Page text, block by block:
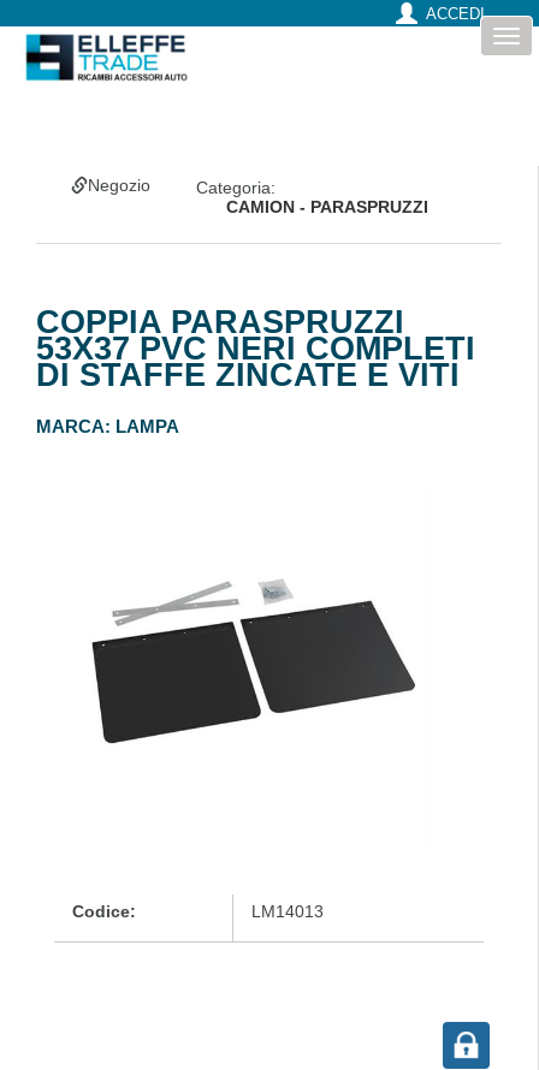
ACCEDI
Negozio
Categoria:
CAMION - PARASPRUZZI
COPPIA PARASPRUZZI
53X37 PVC NERI COMPLETI
DI STAFFE ZINCATE E VITI
MARCA: LAMPA
Codice: LM14013